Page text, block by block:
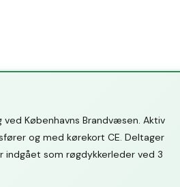
ved Københavns Brandvæsen. Aktiv
og med kørekort CE. Deltager
indgået som røgdykkerleder ved 3